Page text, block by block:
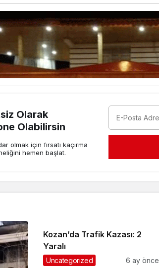
Olarak
Olabilirsin
olmak için fırsatı kaçırma
hemen başlat.
Kozan’da Trafik Kazası: 2
Yaralı
Uncategorized 6 ay önce